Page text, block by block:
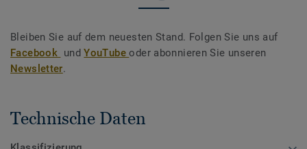
Bleiben Sie auf dem neuesten Stand. Folgen Sie uns auf
Facebook undYouTubeoder abonnieren Sie unseren
Newsletter.
Technische Daten